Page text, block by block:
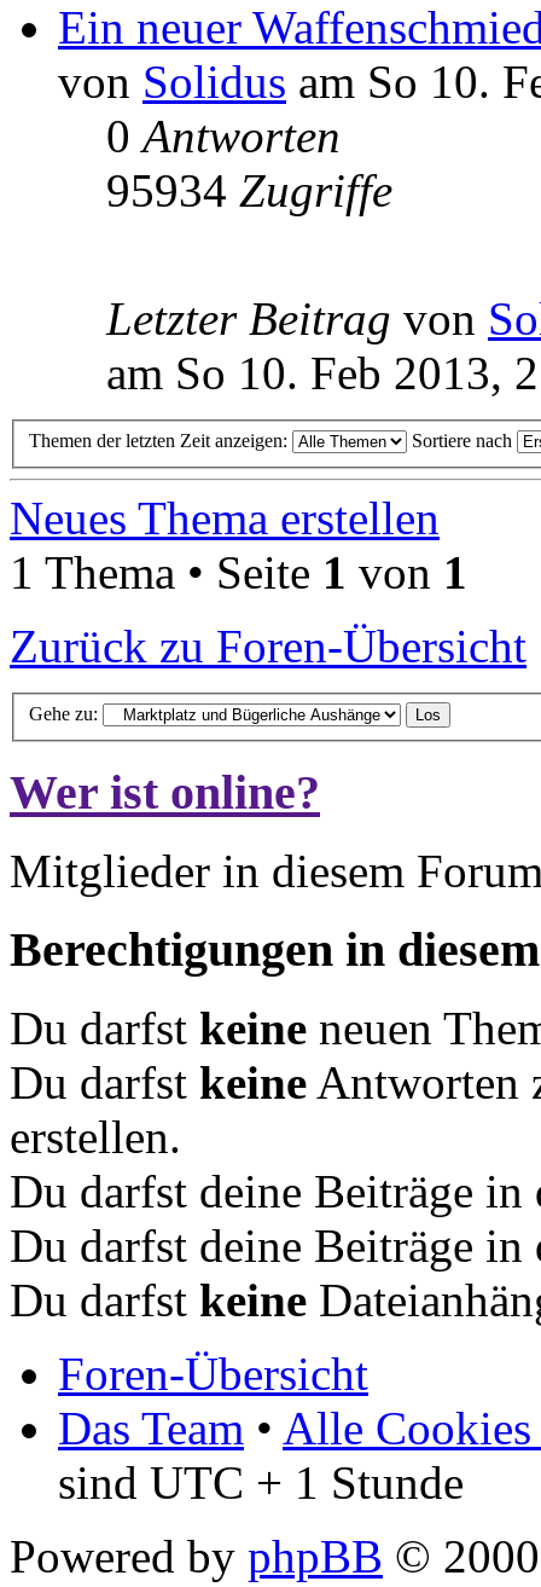
Ein neuer
von Solidus am So 10.
0Antworten
95934 Zugriffe
Letzter Beitrag von
am So 10. Feb 2013,
Themen der letzten Zeit anzeigen: Sortiere nach
Neues Thema erstellen
1 Thema • Seite 1 von 1
Zurück zu Foren-Übersicht
Gehe zu:
Wer ist online?
Mitglieder in diesem
Berechtigungen in
Du darfst keine neuen
Du darfst keine Antworten
erstellen.
Du darfst deine Beiträge
Du darfst deine Beiträge
Du darfst keine
Foren-Übersicht
Das Team • Alle Cookies
sind UTC + 1 Stunde
Powered by phpBB ©